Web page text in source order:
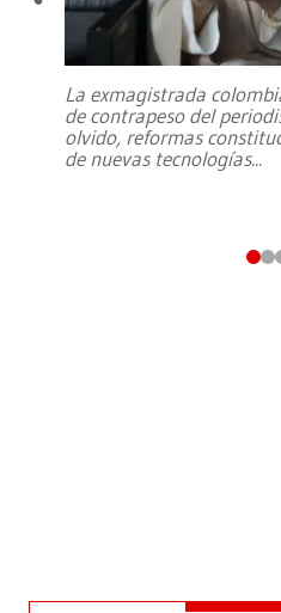
La exmagistrada
de contrapeso del
olvido, reformas
de nuevas tecnologías...